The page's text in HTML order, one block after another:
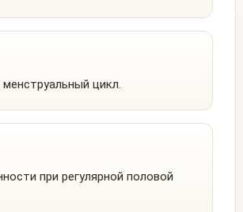
цикл.
при регулярной половой